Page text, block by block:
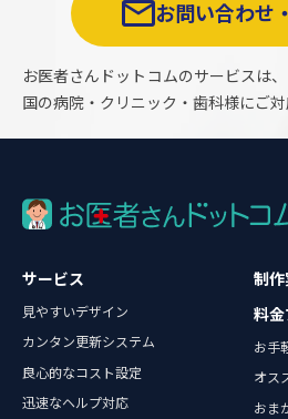
お問い合わせ
お医者さんドットコムのサービスは
国の病院・クリニック・歯科様にご対
サービス
見やすいデザイン
カンタン更新システム
良心的なコスト設定
迅速なヘルプ対応
制作
料金
お手
オス
おま